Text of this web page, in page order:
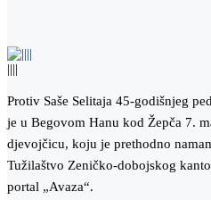
||||
Protiv Saše Selitaja 45-godišnjeg
je u Begovom Hanu kod Žepča 7.
djevojčicu, koju je prethodno
Tužilaštvo Zeničko-dobojskog
portal „Avaza“.